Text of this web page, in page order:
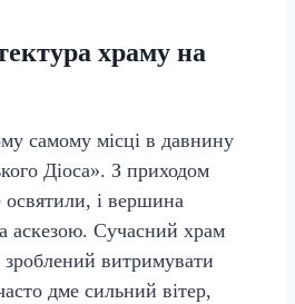
храму на
самому місці в давнину
Діоса». З приходом
освятили, і вершина
аскезою. Сучасний храм
витримувати
дме сильний вітер,